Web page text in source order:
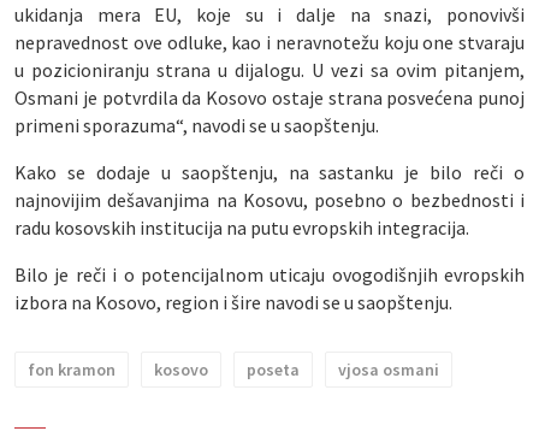
ukidanja mera EU, koje su i dalje na snazi, ponovivši
nepravednost ove odluke, kao i neravnotežu koju one stvaraju
u pozicioniranju strana u dijalogu. U vezi sa ovim pitanjem,
Osmani je potvrdila da Kosovo ostaje strana posvećena punoj
primeni sporazuma“, navodi se u saopštenju.
Kako se dodaje u saopštenju, na sastanku je bilo reči o
najnovijim dešavanjima na Kosovu, posebno o bezbednosti i
radu kosovskih institucija na putu evropskih integracija.
Bilo je reči i o potencijalnom uticaju ovogodišnjih evropskih
izbora na Kosovo, region i šire navodi se u saopštenju.
fon kramon kosovo poseta vjosa osmani